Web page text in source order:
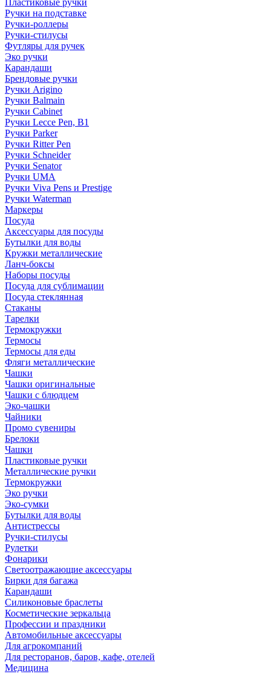
Пластиковые ручки
Ручки на подставке
Ручки-роллеры
Ручки-стилусы
Футляры для ручек
Эко ручки
Карандаши
Брендовые ручки
Ручки Arigino
Ручки Balmain
Ручки Cabinet
Ручки Lecce Pen, B1
Ручки Parker
Ручки Ritter Pen
Ручки Schneider
Ручки Senator
Ручки UMA
Ручки Viva Pens и Prestige
Ручки Waterman
Маркеры
Посуда
Аксессуары для посуды
Бутылки для воды
Кружки металлические
Ланч-боксы
Наборы посуды
Посуда для сублимации
Посуда стеклянная
Стаканы
Тарелки
Термокружки
Термосы
Термосы для еды
Фляги металлические
Чашки
Чашки оригинальные
Чашки с блюдцем
Эко-чашки
Чайники
Промо сувениры
Брелоки
Чашки
Пластиковые ручки
Металлические ручки
Термокружки
Эко ручки
Эко-сумки
Бутылки для воды
Антистрессы
Ручки-стилусы
Рулетки
Фонарики
Светоотражающие аксессуары
Бирки для багажа
Карандаши
Силиконовые браслеты
Косметические зеркальца
Профессии и праздники
Автомобильные аксессуары
Для агрокомпаний
Для ресторанов, баров, кафе, отелей
Медицина